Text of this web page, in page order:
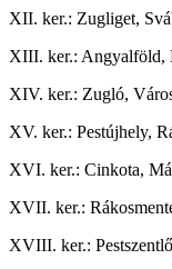
XII. ker.: Zugliget,
XIII. ker.: Angyalföld,
XIV. ker.: Zugló,
XV. ker.: Pestújhely,
XVI. ker.: Cinkota,
XVII. ker.:
XVIII. ker.: